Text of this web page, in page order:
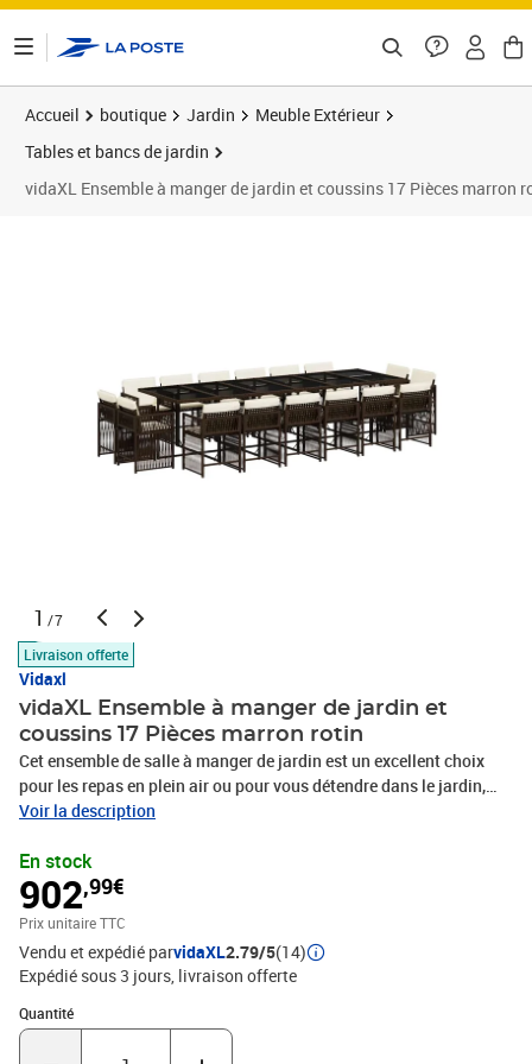
Accueil boutique Jardin
Meuble Extérieur
Tables et bancs de jardin
vidaXL Ensemble à manger de jardin et coussins 17 Pièces marron
1 /7
Livraison offerte
Vidaxl
vidaXL Ensemble à manger de jardin et
coussins 17 Pièces marron rotin
Cet ensemble de salle à manger de jardin est un excellent choix
pour les repas en plein air ou pour vous détendre dans le jardin,
l'arrière-cour ou le patio. Matériau durable : la résine tressée,
synthétique solide et nécessitant peu d'entretien qui ressemble au
rotin naturel. Il est léger, facile à nettoyer et couramment utilisé
pour les meubles d'extérieur en raison de sa durabilité et de ses
propriétés de résistance aux intempéries.Rangement compact :
ces chaises sont dotées d'un dossier rabattable, ce qui permet de
les ranger facilement sous la table. Une fois pliées, elles se
rangent parfaitement sous la table, formant un cube peu
encombrant.Expérience d'assise confortable : ce mobilier
Voir la description
En stock
902,99€
Prix unitaire TTC
Vendu et expédié parvidaXL2.79/5(14)
Expédié sous 3 jours livraison offerte
Quantité
Quantité : 1